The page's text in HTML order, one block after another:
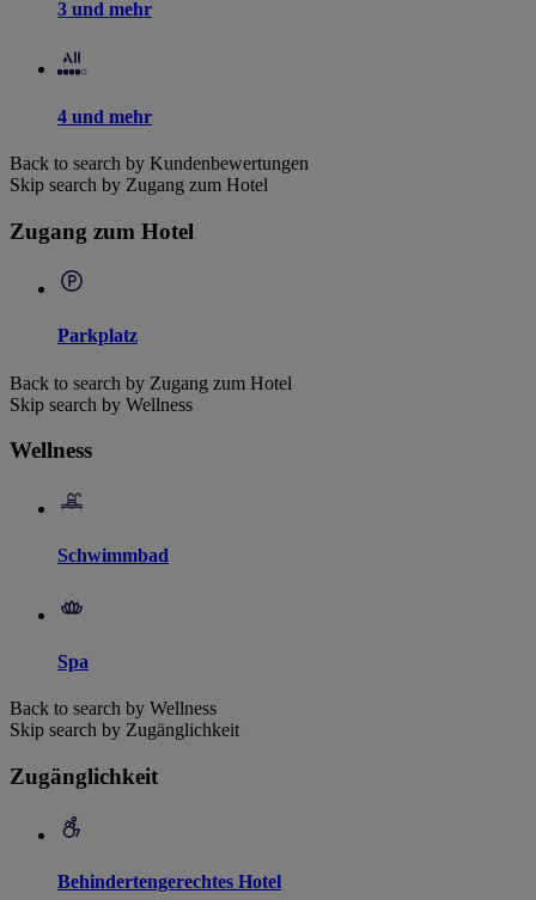
3 und mehr
4 und mehr
Back to search by Kundenbewertungen
Skip search by Zugang zum Hotel
Zugang zum Hotel
Parkplatz
Back to search by Zugang zum Hotel
Skip search by Wellness
Wellness
Schwimmbad
Spa
Back to search by Wellness
Skip search by Zugänglichkeit
Zugänglichkeit
Behindertengerechtes Hotel